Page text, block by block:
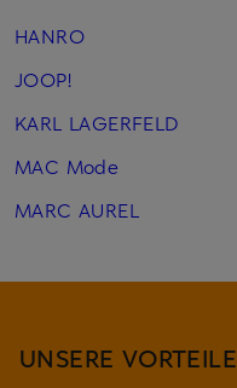
HANRO
JOOP!
KARL LAGERFELD
MAC Mode
MARC AUREL
UNSERE VORTEILE